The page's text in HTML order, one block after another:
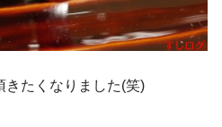
きたくなりました(笑)